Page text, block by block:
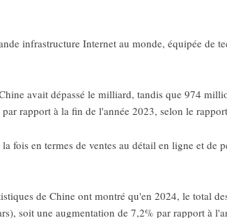
infrastructure Internet au monde, équipée de
avait dépassé le milliard, tandis que 974
rapport à la fin de l'année 2023, selon le
fois en termes de ventes au détail en ligne et de
de Chine ont montré qu'en 2024, le total
soit une augmentation de 7,2% par rapport à